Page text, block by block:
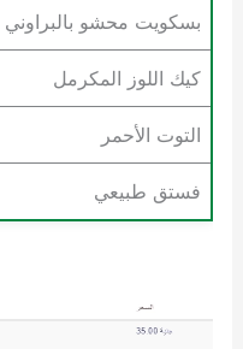
بسكويت محشو بالبراوني
كيك اللوز المكرمل
التوت الأحمر
فستق طبيعي